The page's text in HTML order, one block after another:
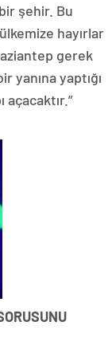
şehir. Bu
hayırlar
gerek
yanına yaptığı